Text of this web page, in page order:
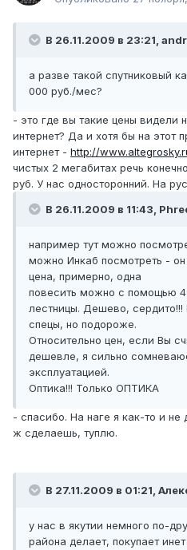
В 26.11.2009 в 23:21,
а разве такой спутниковый
000 руб./мес?
- это где вы такие цены видели
интернет? Да и хотя бы на этот
интернет - http://
чистых 2 мегабитах речь
руб. У нас односторонний. На
В 26.11.2009 в 11:43,
например тут можно
можно Инкаб посмотреть -
цена, примерно, одна
повесить можно с помощью 4
лестницы. Дешево, сердито!!!
спецы, но подороже.
Относительно цен, если Вы
дешевле, я сильно
эксплуатацией.
Оптика!!! Только ОПТИКА
- спасибо. На наге я как-то и не
ж сделаешь, туплю.
В 27.11.2009 в 01:21,
у нас в якутии немного по-
района делает, покупает